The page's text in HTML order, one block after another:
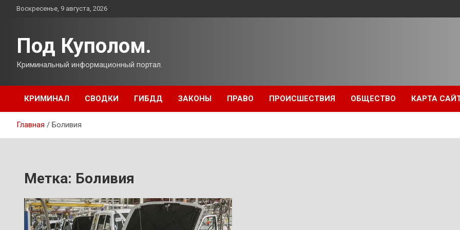
ПерейтиВоскресенье, 9 августа, 2026
Под Куполом.
Криминальный информационный портал.
КРИМИНАЛ СВОДКИ ГИБДД ЗАКОНЫ ПРАВО ПРОИСШЕСТВИЯ ОБЩЕСТВО КАРТА
Главная Боливия
Метка: Боливия